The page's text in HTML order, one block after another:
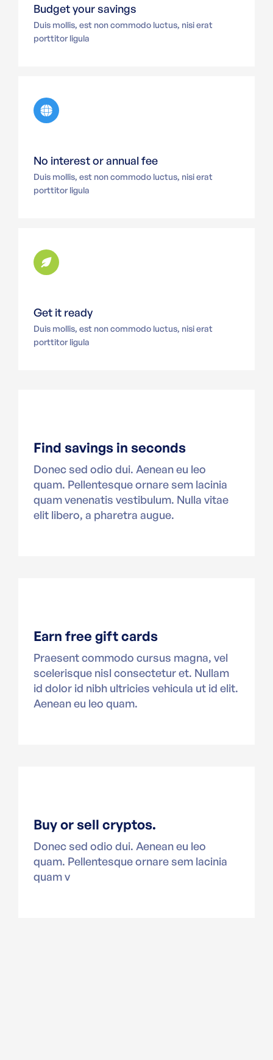
Budget your savings
Duis mollis, est non commodo luctus, nisi erat
porttitor ligula
No interest or annual fee
Duis mollis, est non commodo luctus, nisi erat
porttitor ligula
Get it ready
Duis mollis, est non commodo luctus, nisi erat
porttitor ligula
Find savings in seconds
Donec sed odio dui. Aenean eu leo
quam. Pellentesque ornare sem lacinia
quam venenatis vestibulum. Nulla vitae
elit libero, a pharetra augue.
Earn free gift cards
Praesent commodo cursus magna, vel
scelerisque nisl consectetur et. Nullam
id dolor id nibh ultricies vehicula ut id elit.
Aenean eu leo quam.
Buy or sell cryptos.
Donec sed odio dui. Aenean eu leo
quam. Pellentesque ornare sem lacinia
quam v